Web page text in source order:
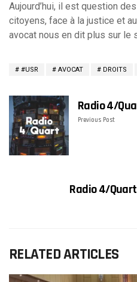
Aujourd’hui, il est question
citoyens, face à la justice et
avocat nous en dit plus sur le
#USR AVOCAT DROITS
Radio 4/
Previous Post
Radio 4/Quart
RELATED ARTICLES